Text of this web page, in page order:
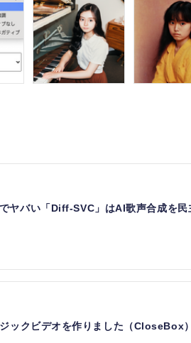
ヤバい「Diff-SVC」はAI歌声合成を民
ックビデオを作りました（CloseBox）